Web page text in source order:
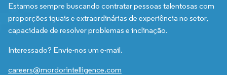
Estamos sempre buscando contratar pessoas talentosas com
proporções iguais e extraordinárias de experiência no setor,
capacidade de resolver problemas e inclinação.
Interessado? Envie-nos um e-mail.
careers@mordorintelligence.com